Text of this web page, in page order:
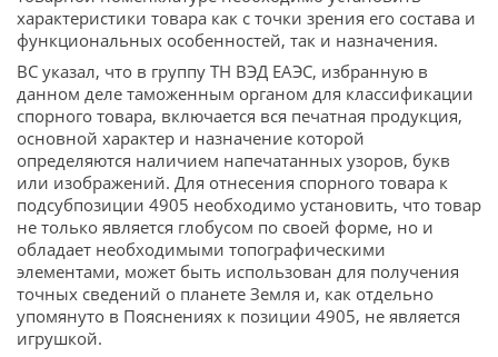
характеристики товара как с точки зрения его состава и
функциональных особенностей, так и назначения.
ВС указал, что в группу ТН ВЭД ЕАЭС, избранную в
данном деле таможенным органом для классификации
спорного товара, включается вся печатная продукция,
основной характер и назначение которой
определяются наличием напечатанных узоров, букв
или изображений. Для отнесения спорного товара к
подсубпозиции 4905 необходимо установить, что товар
не только является глобусом по своей форме, но и
обладает необходимыми топографическими
элементами, может быть использован для получения
точных сведений о планете Земля и, как отдельно
упомянуто в Пояснениях к позиции 4905, не является
игрушкой.